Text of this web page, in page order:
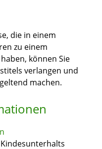
die in einem
zu einem
können Sie
verlangen und
machen.